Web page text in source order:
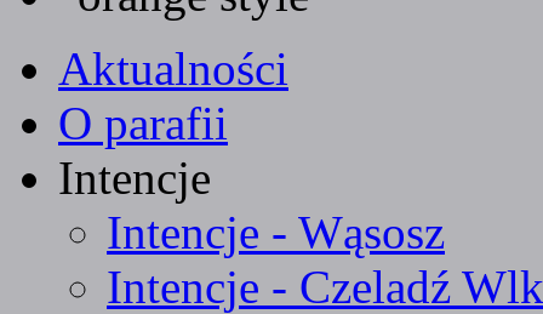
Aktualności
O parafii
Intencje
Intencje - Wąsosz
Intencje - Czeladź